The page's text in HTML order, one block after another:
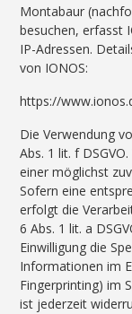
Montabaur
besuchen, erfasst
IP-Adressen.
von IONOS:
https://
Die Verwendung
Abs. 1 lit. f
einer möglichst
Sofern eine
erfolgt die
6 Abs. 1 lit. a
Einwilligung die
Informationen im
Fingerprinting) im
ist jederzeit